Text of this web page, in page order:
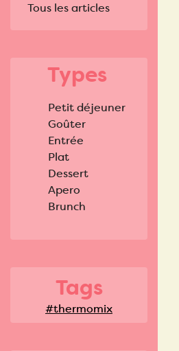
Tous les articles
Types
Petit déjeuner
Goûter
Entrée
Plat
Dessert
Apero
Brunch
Tags
#thermomix